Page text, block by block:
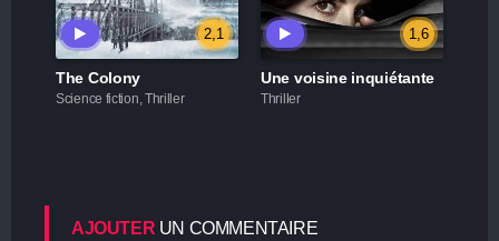
2,1
The Colony
Science fiction, Thriller
1,6
Une voisine inquiétante
Thriller
AJOUTER UN COMMENTAIRE